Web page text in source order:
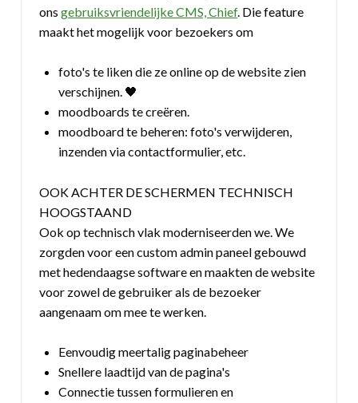
onsgebruiksvriendelijke CMS, Chief. Die feature
maakt het mogelijk voor bezoekers om
foto's te liken die ze online op de website zien
verschijnen. 🖤
moodboards te creëren.
moodboard te beheren: foto's verwijderen,
inzenden via contactformulier, etc.
OOK ACHTER DE SCHERMEN TECHNISCH
HOOGSTAAND
Ook op technisch vlak moderniseerden we. We
zorgden voor een custom admin paneel gebouwd
met hedendaagse software en maakten de website
voor zowel de gebruiker als de bezoeker
aangenaam om mee te werken.
Eenvoudig meertalig paginabeheer
Snellere laadtijd van de pagina's
Connectie tussen formulieren en